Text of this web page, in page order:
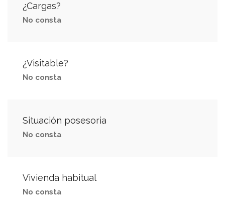
¿Cargas?
No consta
¿Visitable?
No consta
Situación posesoria
No consta
Vivienda habitual
No consta